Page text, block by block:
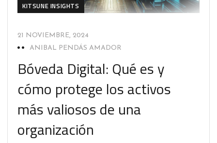
KITSUNE INSIGHTS
21 NOVIEMBRE, 2024
ANIBAL PENDÁS AMADOR
Bóveda Digital: Qué es y
cómo protege los activos
más valiosos de una
organización